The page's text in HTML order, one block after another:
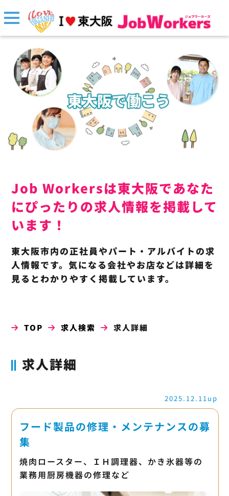
Job Workersは東大阪であなた
にぴったりの求人情報を掲載して
います！
東大阪市内の正社員やパート・アルバイトの求
人情報です。気になる会社やお店などは詳細を
見るとわかりやすく掲載しています。
TOP 求人検索 求人詳細
求人詳細
2025.12.11up
フード製品の修理・メンテナンスの募
集
焼肉ロースター、ＩＨ調理器、かき氷器等の
業務用厨房機器の修理など